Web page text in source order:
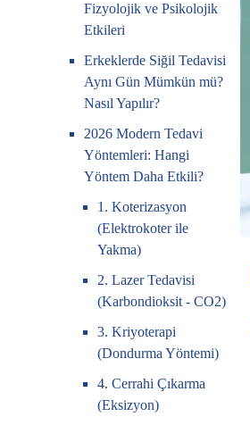
Fizyolojik ve Psikolojik
Etkileri
Erkeklerde Siğil Tedavisi
Aynı Gün Mümkün mü?
Nasıl Yapılır?
2026 Modern Tedavi
Yöntemleri: Hangi
Yöntem Daha Etkili?
1. Koterizasyon
(Elektrokoter ile
Yakma)
2. Lazer Tedavisi
(Karbondioksit - CO2)
3. Kriyoterapi
(Dondurma Yöntemi)
4. Cerrahi Çıkarma
(Eksizyon)